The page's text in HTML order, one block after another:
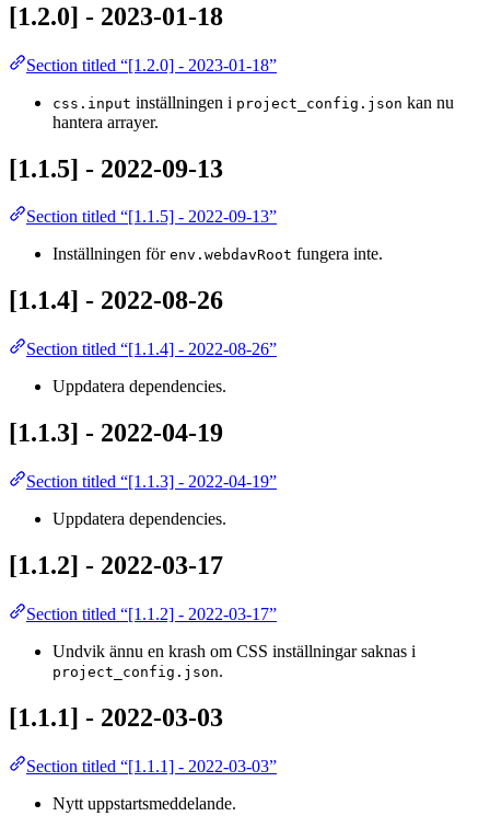
[1.2.0] - 2023-01-18
Section titled “[1.2.0] - 2023-01-18”
css.input inställningen i project_config.json kan nu
hantera arrayer.
[1.1.5] - 2022-09-13
Section titled “[1.1.5] - 2022-09-13”
Inställningen för env.webdavRoot fungera inte.
[1.1.4] - 2022-08-26
Section titled “[1.1.4] - 2022-08-26”
Uppdatera dependencies.
[1.1.3] - 2022-04-19
Section titled “[1.1.3] - 2022-04-19”
Uppdatera dependencies.
[1.1.2] - 2022-03-17
Section titled “[1.1.2] - 2022-03-17”
Undvik ännu en krash om CSS inställningar saknas i
project_config.json.
[1.1.1] - 2022-03-03
Section titled “[1.1.1] - 2022-03-03”
Nytt uppstartsmeddelande.